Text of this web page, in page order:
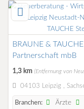
BRAUNE &
Partnerschaft mbB
1,3 km (Entfernung von
04103 Leipzig ,
Branchen: Ärzte